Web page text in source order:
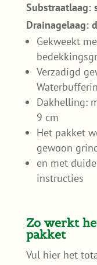
Substraatlaag:
Drainagelaag:
Gekweekt
Verzadigd
Dakhelling:
9 cm
Het pakket
gewoon
en met
instructies
Zo werkt
pakket
Vul hier het